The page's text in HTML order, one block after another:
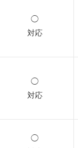
◯
対応
◯
対応
◯